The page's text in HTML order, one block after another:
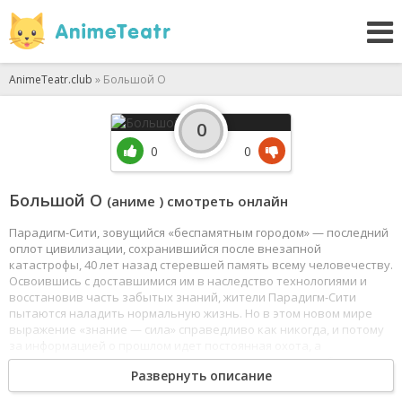
AnimeTeatr.club » Большой О
Большой О (аниме ) смотреть онлайн
Парадигм-Сити, зовущийся «беспамятным городом» — последний
оплот цивилизации, сохранившийся после внезапной
катастрофы, 40 лет назад стеревшей память всему человечеству.
Освоившись с доставшимися им в наследство технологиями и
восстановив часть забытых знаний, жители Парадигм-Сити
пытаются наладить нормальную жизнь. Но в этом новом мире
выражение «знание — сила» справедливо как никогда, и потому
оказавшись в нехороших руках, она приносит немало бед.
Роджер Смит — бывший полицейский,
переквалифицировавшийся в посредники, всеми силами
Развернуть описание
0
0
0